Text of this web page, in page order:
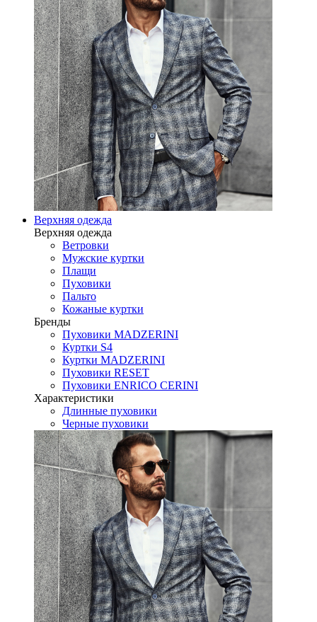
Верхняя одежда
Верхняя одежда
Ветровки
Мужские куртки
Плащи
Пуховики
Пальто
Кожаные куртки
Бренды
Пуховики MADZERINI
Куртки S4
Куртки MADZERINI
Пуховики RESET
Пуховики ENRICO CERINI
Характеристики
Длинные пуховики
Черные пуховики